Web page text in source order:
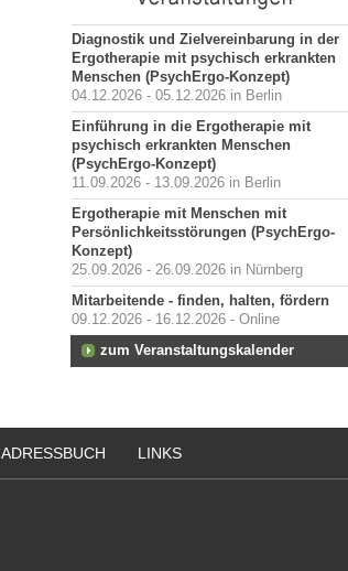
Diagnostik und Zielvereinbarung in der
Ergotherapie mit psychisch erkrankten
Menschen (PsychErgo-Konzept)
04.12.2026 - 05.12.2026 in Berlin
Einführung in die Ergotherapie mit
psychisch erkrankten Menschen
(PsychErgo-Konzept)
11.09.2026 - 13.09.2026 in Berlin
Ergotherapie mit Menschen mit
Persönlichkeitsstörungen (PsychErgo-
Konzept)
25.09.2026 - 26.09.2026 in Nürnberg
Mitarbeitende - finden, halten, fördern
09.12.2026 - 16.12.2026 - Online
zum Veranstaltungskalender
ADRESSBUCH LINKS